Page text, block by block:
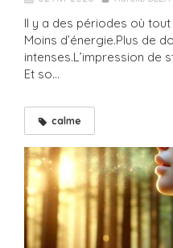
Il y a des périodes où
Moins d’énergie.Plus de
intenses.L’impression de
Et so...
calme